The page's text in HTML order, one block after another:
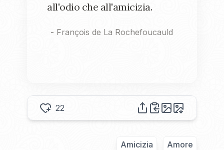
all'odio che all'amicizia.
- François de La Rochefoucauld
22
Amicizia Amore